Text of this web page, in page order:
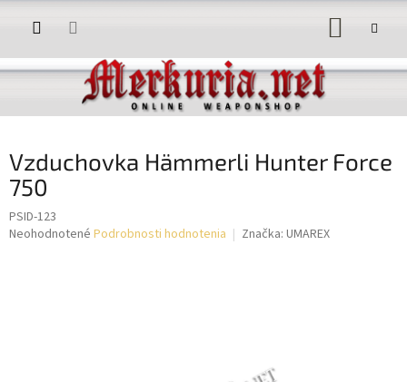
Prejsť
Vzduchovka Hämmerli Hunter Force
750
PSID-123
Priemerné
Neohodnotené Podrobnosti hodnotenia Značka: UMAREX